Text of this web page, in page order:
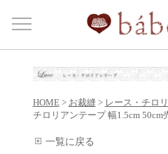
Menu
HOME
商品カテゴリーOpen submenu
カートを見る
HOME> お裁縫 > レース・チロ
チロリアンテープ 幅1.5cm 50cm
一覧に戻る